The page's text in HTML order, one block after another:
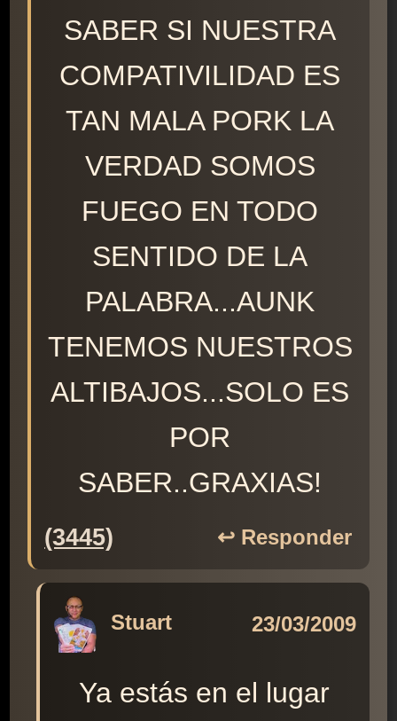
SABER SI NUESTRA
COMPATIVILIDAD ES
TAN MALA PORK LA
VERDAD SOMOS
FUEGO EN TODO
SENTIDO DE LA
PALABRA...AUNK
TENEMOS NUESTROS
ALTIBAJOS...SOLO ES
POR
SABER..GRAXIAS!
(3445) ↩️ Responder
Stuart 23/03/2009
Ya estás en el lugar